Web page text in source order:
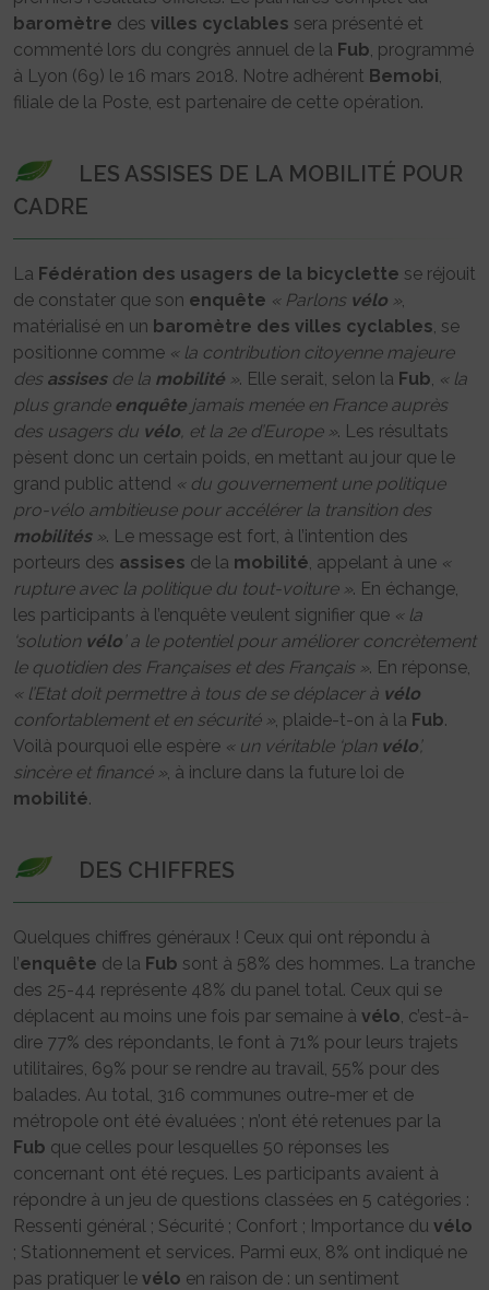
baromètre des villes cyclables sera présenté et
commenté lors du congrès annuel de la Fub, programmé
à Lyon (69) le 16 mars 2018. Notre adhérent Bemobi,
filiale de la Poste, est partenaire de cette opération.
LES ASSISES DE LA MOBILITÉ POUR
CADRE
La Fédération des usagers de la bicyclette se réjouit
de constater que son enquête « Parlons vélo »,
matérialisé en un baromètre des villes cyclables, se
positionne comme « la contribution citoyenne majeure
des assisesde la mobilité ». Elle serait, selon la Fub, « la
plus grande enquête jamais menée en France auprès
des usagers du vélo, et la 2e d’Europe ». Les résultats
pèsent donc un certain poids, en mettant au jour que le
grand public attend « du gouvernement une politique
pro-vélo ambitieuse pour accélérer la transition des
mobilités». Le message est fort, à l’intention des
porteurs des assises de la mobilité, appelant à une «
rupture avec la politique du tout-voiture ». En échange,
les participants à l’enquête veulent signifier que « la
‘solution vélo ’ a le potentiel pour améliorer concrètement
le quotidien des Françaises et des Français ». En réponse,
« l’Etat doit permettre à tous de se déplacer à vélo
confortablement et en sécurité », plaide-t-on à la Fub.
Voilà pourquoi elle espère « un véritable ‘plan vélo’,
sincère et financé », à inclure dans la future loi de
mobilité.
DES CHIFFRES
Quelques chiffres généraux ! Ceux qui ont répondu à
l’enquête de la Fub sont à 58% des hommes. La tranche
des 25-44 représente 48% du panel total. Ceux qui se
déplacent au moins une fois par semaine à vélo, c’est-à-
dire 77% des répondants, le font à 71% pour leurs trajets
utilitaires, 69% pour se rendre au travail, 55% pour des
balades. Au total, 316 communes outre-mer et de
métropole ont été évaluées ; n’ont été retenues par la
Fub que celles pour lesquelles 50 réponses les
concernant ont été reçues. Les participants avaient à
répondre à un jeu de questions classées en 5 catégories :
Ressenti général ; Sécurité ; Confort ; Importance du vélo
; Stationnement et services. Parmi eux, 8% ont indiqué ne
pas pratiquer le vélo en raison de : un sentiment